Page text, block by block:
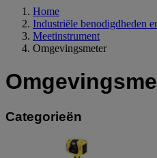
Home
Industriële benodigdheden
Meetinstrument
Omgevingsmeter
Categorieën